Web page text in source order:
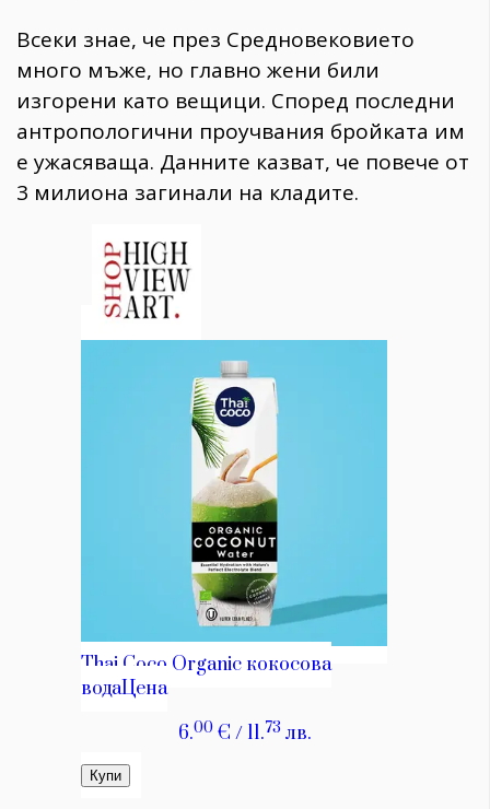
Всеки знае, че през Средновековието
много мъже, но главно жени били
изгорени като вещици. Според последни
антропологични проучвания бройката им
е ужасяваща. Данните казват, че повече от
3 милиона загинали на кладите.